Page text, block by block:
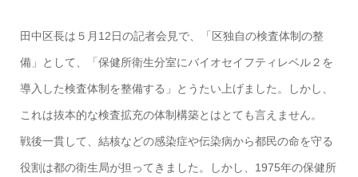
田中区長は５月12日の記者会見で、「区独自の検査体制の整
備」として、「保健所衛生分室にバイオセイフティレベル２を
導入した検査体制を整備する」とうたい上げました。しかし、
これは抜本的な検査拡充の体制構築とはとても言えません。
戦後一貫して、結核などの感染症や伝染病から都民の命を守る
役割は都の衛生局が担ってきました。しかし、1975年の保健所